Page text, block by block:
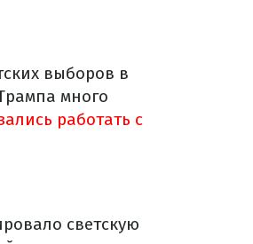
выборов в
много
работать с
светскую